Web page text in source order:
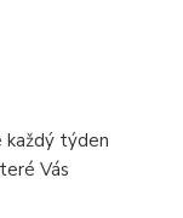
každý týden
Vás